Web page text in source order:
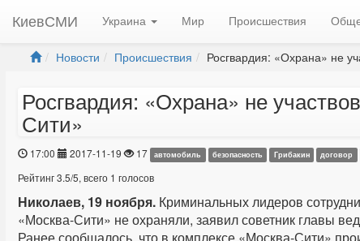
КиевСМИ Украина Мир Происшествия
Новости Происшествия Росгвардия: «Охрана» не
Росгвардия: «Охрана» не
Сити»
17:00 2017-11-19 17 автомобиль безопасность Грибакин договор
Рейтинг3.5/5, всего 1 голосов
Николаев, 19 ноября. Криминальных лидеров
«Москва-Сити» не охраняли, заявил советник главы